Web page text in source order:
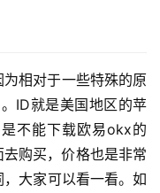
相对于一些特殊的原
ID就是美国地区的苹
不能下载欧易okx的
购买，价格也是非常
大家可以看一看。如